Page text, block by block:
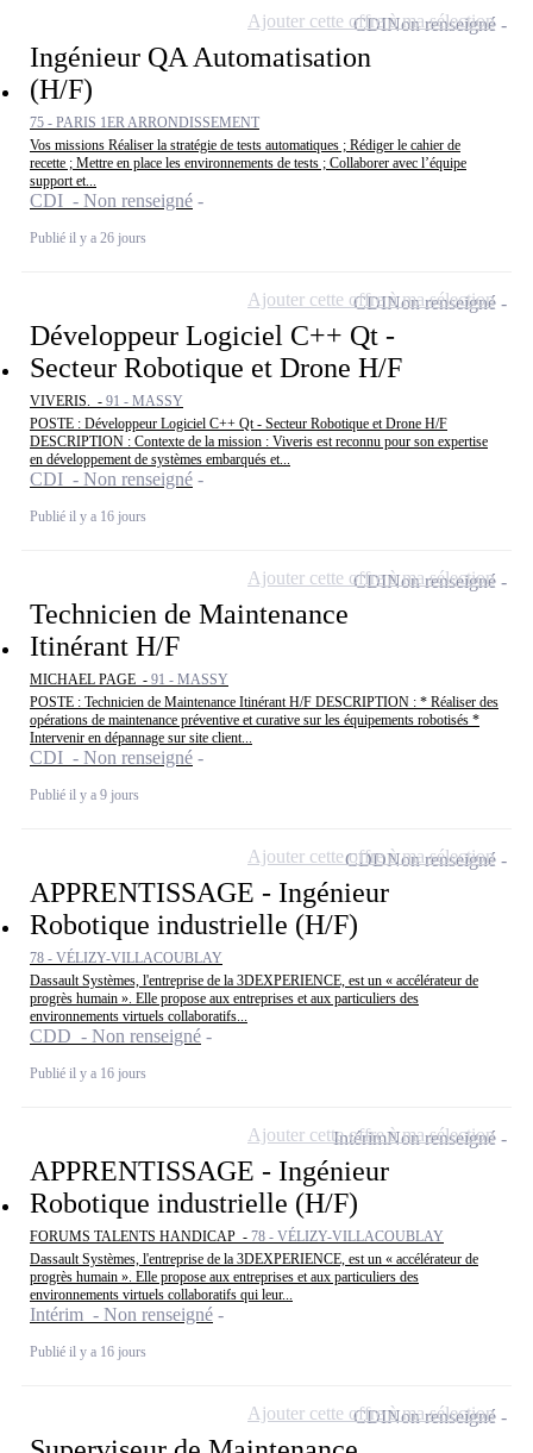
Ingénieur QA Automatisation
(H/F)
75 - PARIS 1ER ARRONDISSEMENT
Vos missions Réaliser la stratégie de tests automatiques ; Rédiger le cahier de
recette ; Mettre en place les environnements de tests ; Collaborer avec l’équipe
support et...
CDI - Non renseigné
Publié il y a 26 jours
CDINon renseigné
Ajouter cette offre à ma sélection
Développeur Logiciel C++ Qt -
Secteur Robotique et Drone H/F
VIVERIS. - 91 - MASSY
POSTE : Développeur Logiciel C++ Qt - Secteur Robotique et Drone H/F
DESCRIPTION : Contexte de la mission : Viveris est reconnu pour son expertise
en développement de systèmes embarqués et...
CDI - Non renseigné
Publié il y a 16 jours
CDINon renseigné
Ajouter cette offre à ma sélection
Technicien de Maintenance
Itinérant H/F
MICHAEL PAGE - 91 - MASSY
POSTE : Technicien de Maintenance Itinérant H/F DESCRIPTION : * Réaliser des
opérations de maintenance préventive et curative sur les équipements robotisés *
Intervenir en dépannage sur site client...
CDI - Non renseigné
Publié il y a 9 jours
CDINon renseigné
Ajouter cette offre à ma sélection
APPRENTISSAGE - Ingénieur
Robotique industrielle (H/F)
78 - VÉLIZY-VILLACOUBLAY
Dassault Systèmes, l'entreprise de la 3DEXPERIENCE, est un « accélérateur de
progrès humain ». Elle propose aux entreprises et aux particuliers des
environnements virtuels collaboratifs...
CDD - Non renseigné
Publié il y a 16 jours
CDDNon renseigné
Ajouter cette offre à ma sélection
APPRENTISSAGE - Ingénieur
Robotique industrielle (H/F)
FORUMS TALENTS HANDICAP - 78 - VÉLIZY-VILLACOUBLAY
Dassault Systèmes, l'entreprise de la 3DEXPERIENCE, est un « accélérateur de
progrès humain ». Elle propose aux entreprises et aux particuliers des
environnements virtuels collaboratifs qui leur...
Intérim - Non renseigné
Publié il y a 16 jours
IntérimNon renseigné
Ajouter cette offre à ma sélection
CDINon renseigné
Ajouter cette offre à ma sélection